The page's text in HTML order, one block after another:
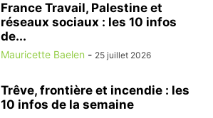
France Travail, Palestine et
réseaux sociaux : les 10 infos
de...
Mauricette Baelen - 25 juillet 2026
Trêve, frontière et incendie : les
10 infos de la semaine